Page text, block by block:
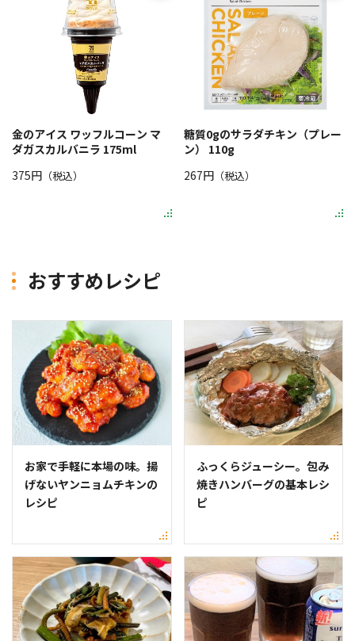
金のアイス ワッフルコーン マ
ダガスカルバニラ 175ml
375円 （税込）
糖質0gのサラダチキン（プレー
ン） 110g
267円（税込）
おすすめレシピ
お家で手軽に本場の味。揚
げないヤンニョムチキンの
レシピ
ふっくらジューシー。包み
焼きハンバーグの基本レシ
ピ